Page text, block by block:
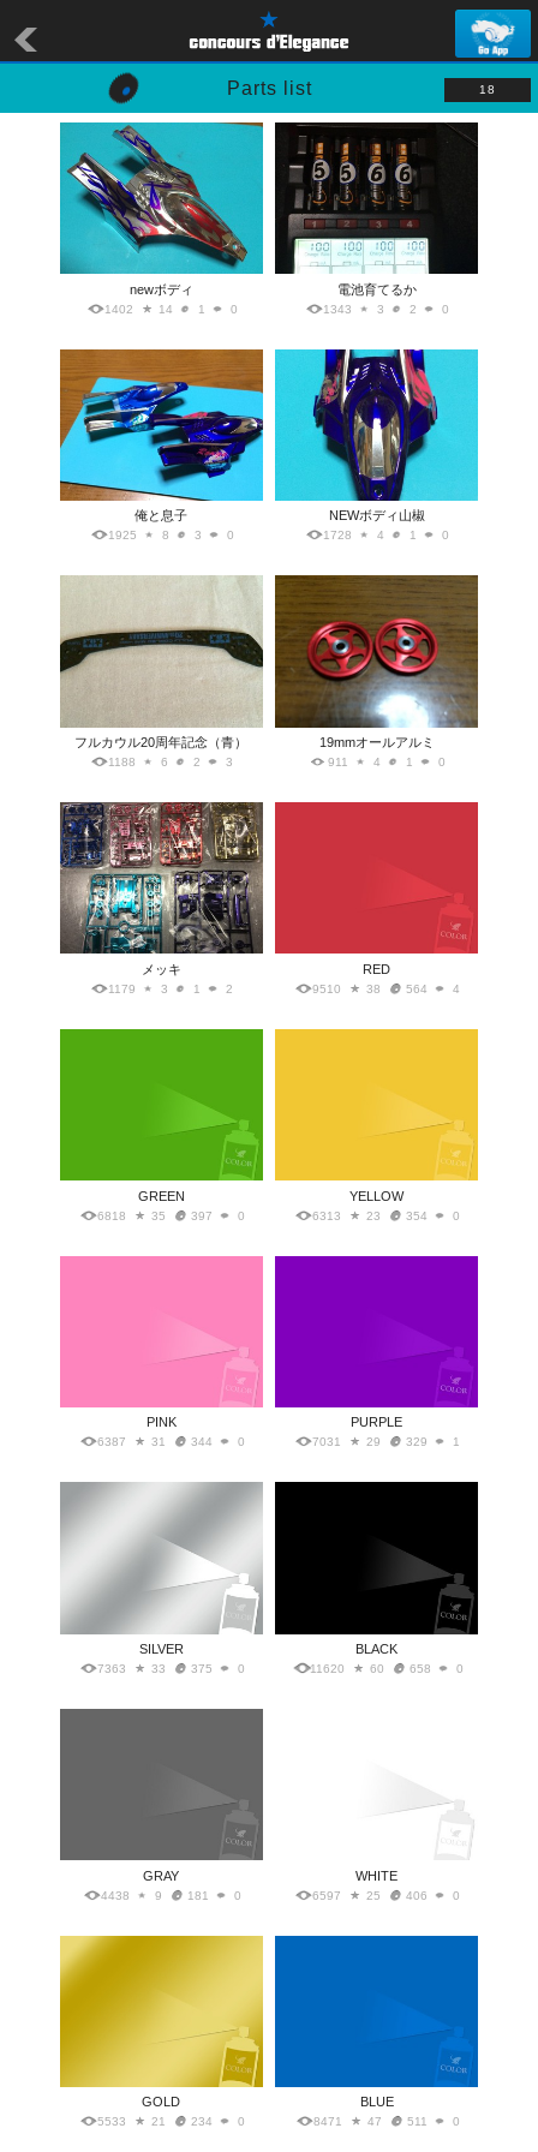
Parts list 18
newボディ
1402 14 1 0
電池育てるか
1343 3 2 0
俺と息子
1925 8 3 0
NEWボディ山椒
1728 4 1 0
フルカウル20周年記念（青）
1188 6 2 3
19mmオールアルミ
911 4 1 0
メッキ
1179 3 1 2
RED
9510 38 564 4
GREEN
6818 35 397 0
YELLOW
6313 23 354 0
PINK
6387 31 344 0
PURPLE
7031 29 329 1
SILVER
7363 33 375 0
BLACK
11620 60 658 0
GRAY
4438 9 181 0
WHITE
6597 25 406 0
GOLD
5533 21 234 0
BLUE
8471 47 511 0